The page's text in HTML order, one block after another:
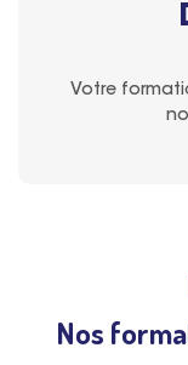
Votre
Nos